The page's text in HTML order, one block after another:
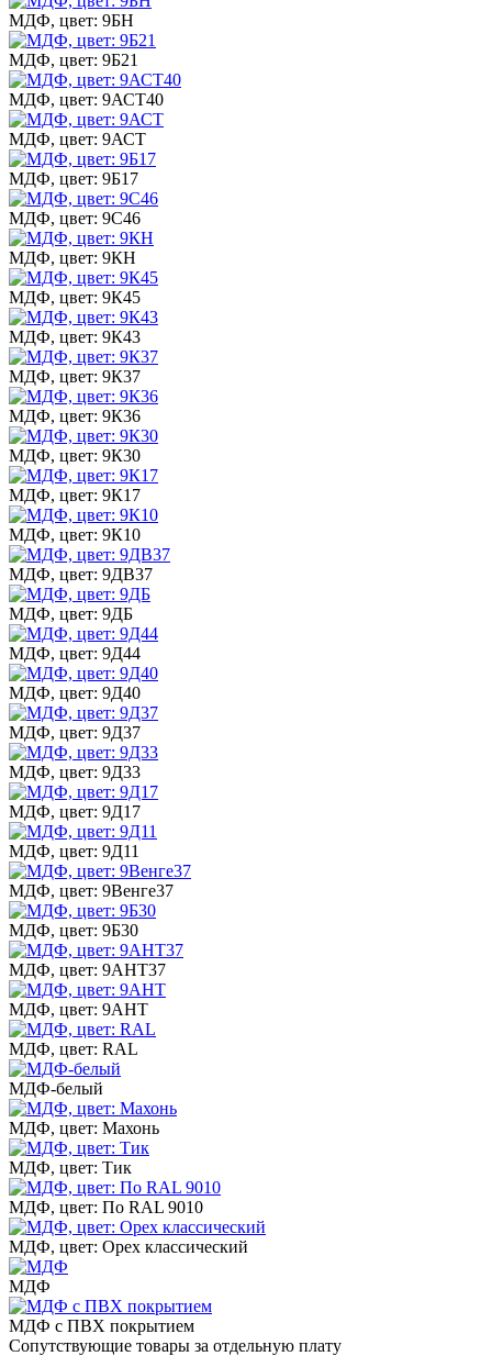
МДФ, цвет: 9БН
МДФ, цвет: 9Б21
МДФ, цвет: 9АСТ40
МДФ, цвет: 9АСТ
МДФ, цвет: 9Б17
МДФ, цвет: 9С46
МДФ, цвет: 9КН
МДФ, цвет: 9К45
МДФ, цвет: 9К43
МДФ, цвет: 9К37
МДФ, цвет: 9К36
МДФ, цвет: 9К30
МДФ, цвет: 9К17
МДФ, цвет: 9К10
МДФ, цвет: 9ДВ37
МДФ, цвет: 9ДБ
МДФ, цвет: 9Д44
МДФ, цвет: 9Д40
МДФ, цвет: 9Д37
МДФ, цвет: 9Д33
МДФ, цвет: 9Д17
МДФ, цвет: 9Д11
МДФ, цвет: 9Венге37
МДФ, цвет: 9Б30
МДФ, цвет: 9АНТ37
МДФ, цвет: 9АНТ
МДФ, цвет: RAL
МДФ-белый
МДФ, цвет: Махонь
МДФ, цвет: Тик
МДФ, цвет: По RAL 9010
МДФ, цвет: Орех классический
МДФ
МДФ с ПВХ покрытием
Сопутствующие товары за отдельную плату